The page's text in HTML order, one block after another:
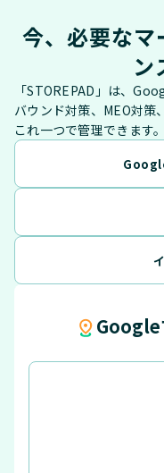
今、必要なマ
ン
「STOREPAD」は、
バウンド対策、MEO対策
これ一つで管理できます。
Google